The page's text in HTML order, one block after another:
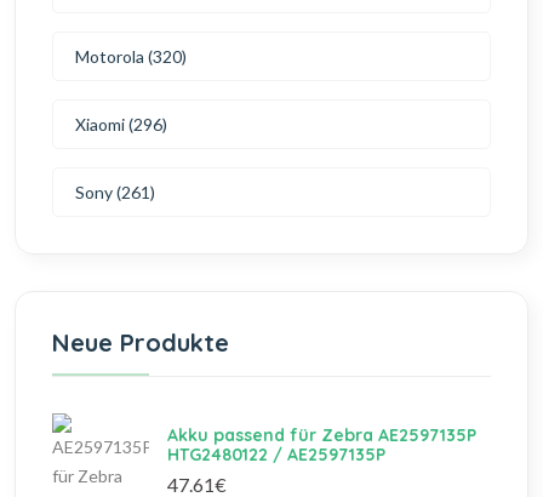
Motorola (320)
Xiaomi (296)
Sony (261)
Neue Produkte
Akku passend für Zebra AE2597135P
HTG2480122 / AE2597135P
47.61€